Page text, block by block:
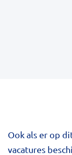
Ook als er op
vacatures